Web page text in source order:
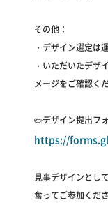
その他：
・デザイン選定は
・いただいたデザ
メージをご確認く
✏️デザイン提出フ
https://
見事デザインとし
奮ってご参加くだ